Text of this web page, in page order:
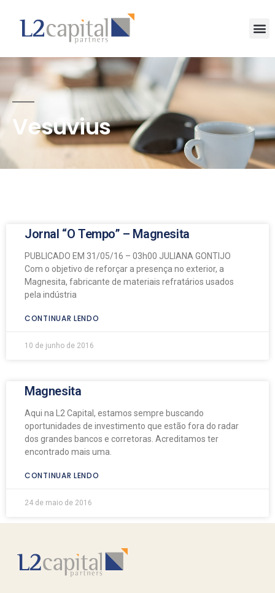
Vesuvius
Jornal “O Tempo” – Magnesita
PUBLICADO EM 31/05/16 – 03h00 JULIANA GONTIJO
Com o objetivo de reforçar a presença no exterior, a
Magnesita, fabricante de materiais refratários usados
pela indústria
CONTINUAR LENDO
10 de junho de 2016
Magnesita
Aqui na L2 Capital, estamos sempre buscando
oportunidades de investimento que estão fora do radar
dos grandes bancos e corretoras. Acreditamos ter
encontrado mais uma.
CONTINUAR LENDO
24 de maio de 2016